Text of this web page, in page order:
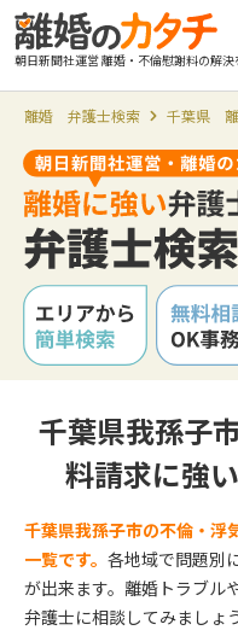
朝日新聞社運営 離婚・不倫慰謝料の解決
離婚 弁護士検索 千葉県
千葉県我孫子
料請求に強
千葉県我孫子市の不倫・浮
一覧です。各地域で問題別
が出来ます。離婚トラブル
弁護士に相談してみましょう